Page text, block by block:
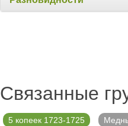
Связанные
5 копеек 1723-1725